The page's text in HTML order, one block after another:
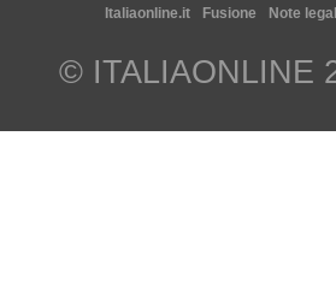
Italiaonline.it Fusione Note
© ITALIAONLINE